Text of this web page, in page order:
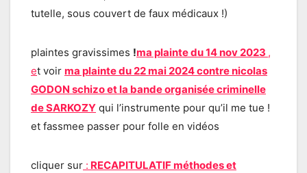
tutelle, sous couvert de faux médicaux !)
plaintes gravissimes !ma plainte du 14 nov 2023 ,
et voir ma plainte du 22 mai 2024 contre nicolas
GODON schizo et la bande organisée criminelle
de SARKOZY qui l’instrumente pour qu’il me tue !
et fassmee passer pour folle en vidéos
cliquer sur : RECAPITULATIF méthodes et